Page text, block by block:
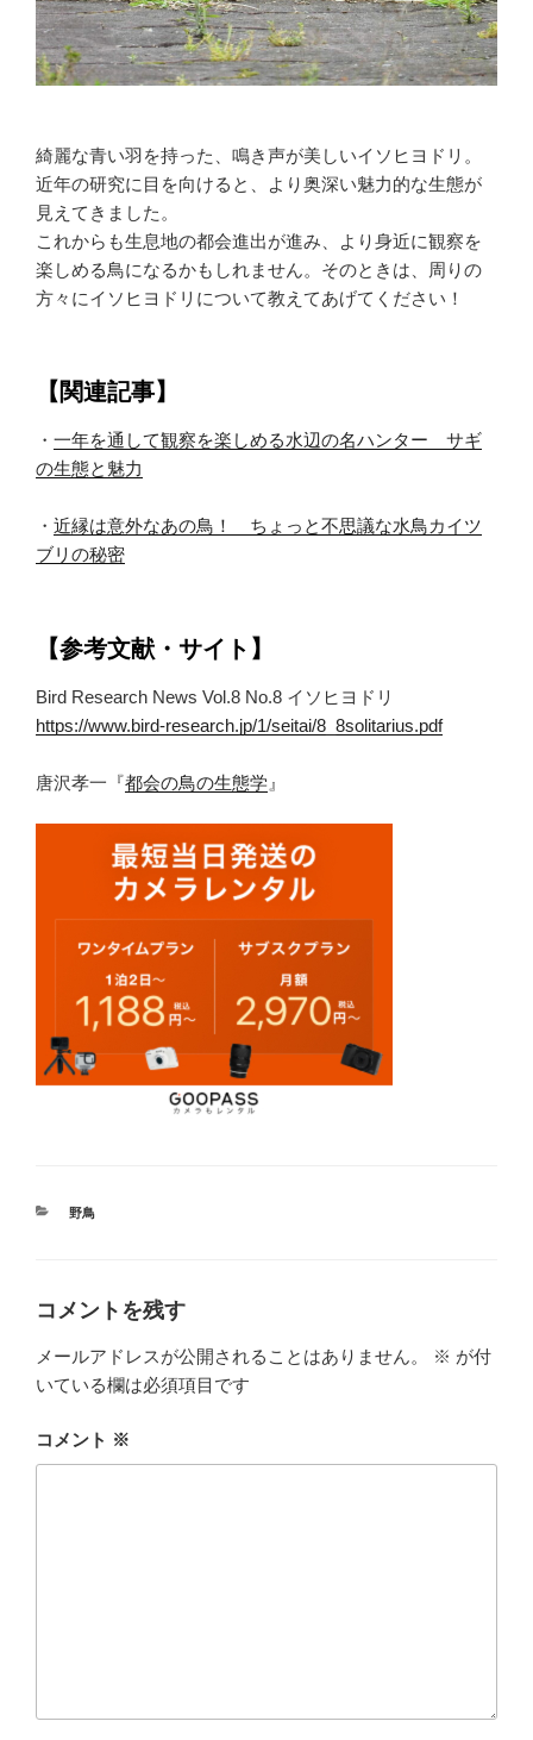
綺麗な青い羽を持った、鳴き声が美しいイソヒヨドリ。
近年の研究に目を向けると、より奥深い魅力的な生態が
見えてきました。
これからも生息地の都会進出が進み、より身近に観察を
楽しめる鳥になるかもしれません。そのときは、周りの
方々にイソヒヨドリについて教えてあげてください！
【関連記事】
・ 一年を通して観察を楽しめる水辺の名ハンター サギ
の生態と魅力
・ 近縁は意外なあの鳥！ ちょっと不思議な水鳥カイツ
ブリの秘密
【参考文献・サイト】
Bird Research News Vol.8 No.8 イソヒヨドリ
https://www.bird-research.jp/1/seitai/8_8solitarius.pdf
唐沢孝一『都会の鳥の生態学 』
カ
ー
野鳥
コメントを残す
メールアドレスが公開されることはありません。 ※ が付
いている欄は必須項目です
コメント ※